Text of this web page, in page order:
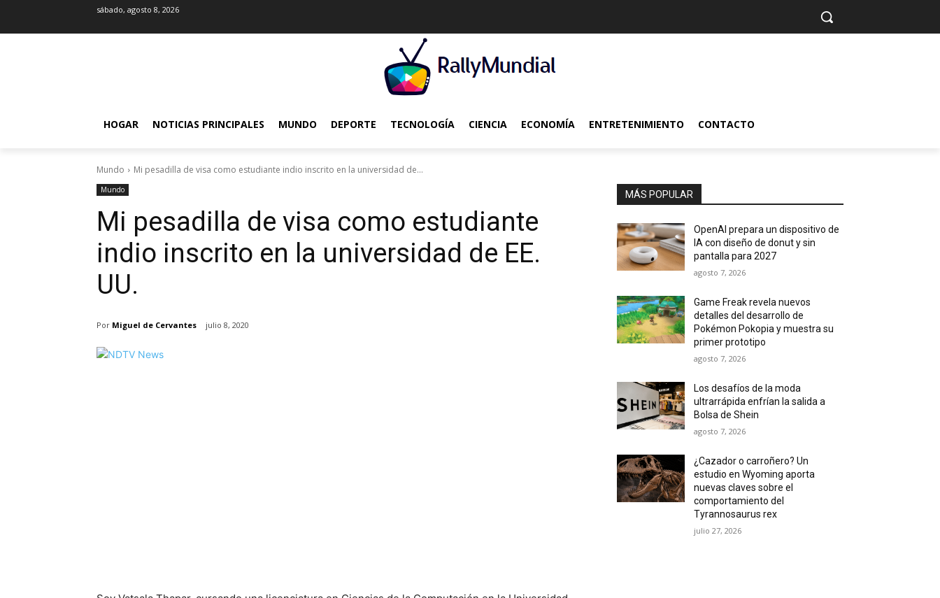
sábado, agosto 8, 2026
HOGAR NOTICIAS PRINCIPALES MUNDO DEPORTE TECNOLOGÍA CIENCIA ECONOMÍA ENTRETENIMIENTO CONTACTO
Mundo Mi pesadilla de visa como estudiante indio inscrito en la universidad de...
Mundo
Mi pesadilla de visa como estudiante
indio inscrito en la universidad de EE.
UU.
Por Miguel de Cervantes julio 8, 2020
MÁS POPULAR
OpenAI prepara un dispositivo de
IA con diseño de donut y sin
pantalla para 2027
agosto 7, 2026
Game Freak revela nuevos
detalles del desarrollo de
Pokémon Pokopia y muestra su
primer prototipo
agosto 7, 2026
Los desafíos de la moda
ultrarrápida enfrían la salida a
Bolsa de Shein
agosto 7, 2026
¿Cazador o carroñero? Un
estudio en Wyoming aporta
nuevas claves sobre el
comportamiento del
Tyrannosaurus rex
julio 27, 2026